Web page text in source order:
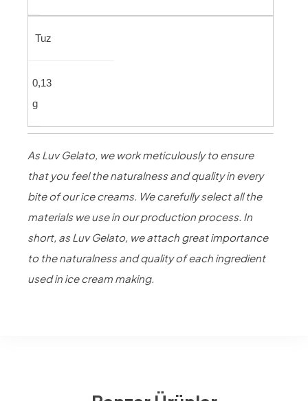
Tuz
0,13
g
As Luv Gelato, we work meticulously to ensure
that you feel the naturalness and quality in every
bite of our ice creams. We carefully select all the
materials we use in our production process. In
short, as Luv Gelato, we attach great importance
to the naturalness and quality of each ingredient
used in ice cream making.